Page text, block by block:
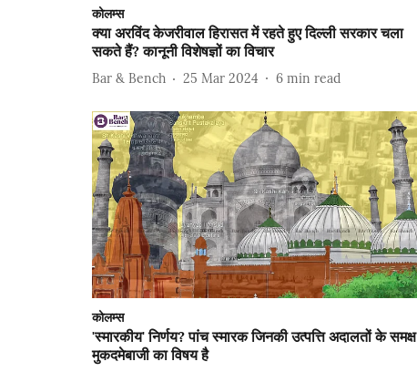
कोलम्स
क्या अरविंद केजरीवाल हिरासत में रहते हुए दिल्ली सरकार चला
सकते हैं? कानूनी विशेषज्ञों का विचार
Bar & Bench 25 Mar 2024 6 min read
कोलम्स
'स्मारकीय' निर्णय? पांच स्मारक जिनकी उत्पत्ति अदालतों के समक्ष
मुकदमेबाजी का विषय है